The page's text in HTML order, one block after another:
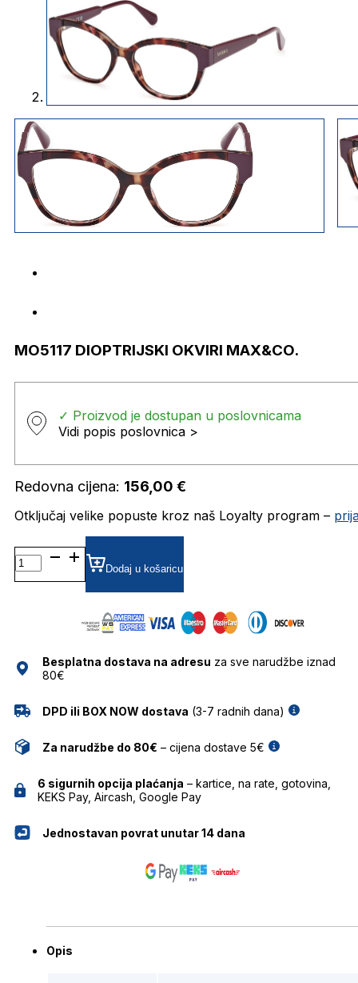
MO5117 DIOPTRIJSKI OKVIRI MAX&CO.
✓ Proizvod je dostupan u poslovnicama
Vidi popis poslovnica >
Redovna cijena: 156,00 €
Otključaj velike popuste kroz naš Loyalty program –
MO5117 DIOPTRIJSKI
OKVIRI
MAX&CO.
Dodaj u košaricu
Besplatna dostava na adresu za sve narudžbe iznad
80€
DPD ili BOX NOW dostava (3-7 radnih dana)
Za narudžbe do 80€ – cijena dostave 5€
6 sigurnih opcija plaćanja – kartice, na rate, gotovina,
KEKS Pay, Aircash, Google Pay
Jednostavan povrat unutar 14 dana
Opis